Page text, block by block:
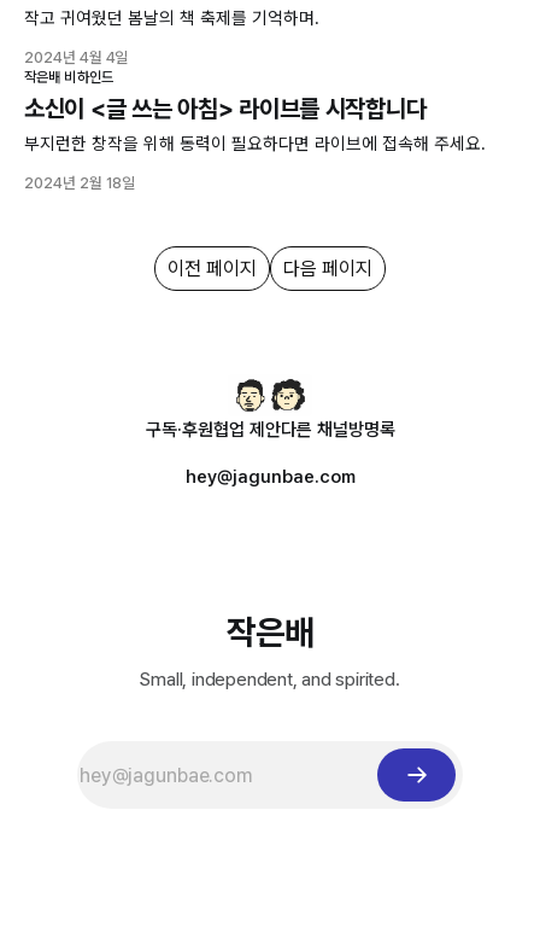
작고 귀여웠던 봄날의 책 축제를 기억하며.
2024년 4월 4일
작은배 비하인드
소신이 <글 쓰는 아침> 라이브를 시작합니다
부지런한 창작을 위해 동력이 필요하다면 라이브에 접속해 주세요.
2024년 2월 18일
이전 페이지 다음 페이지
구독·후원협업 제안다른 채널방명록
hey@jagunbae.com
작은배
Small, independent, and spirited.